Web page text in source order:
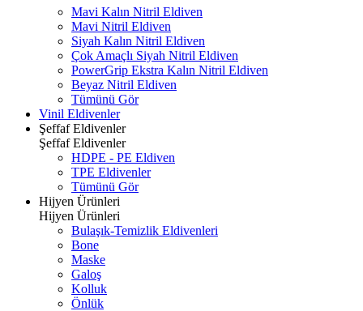
Mavi Kalın Nitril Eldiven
Mavi Nitril Eldiven
Siyah Kalın Nitril Eldiven
Çok Amaçlı Siyah Nitril Eldiven
PowerGrip Ekstra Kalın Nitril Eldiven
Beyaz Nitril Eldiven
Tümünü Gör
Vinil Eldivenler
Şeffaf Eldivenler
Şeffaf Eldivenler
HDPE - PE Eldiven
TPE Eldivenler
Tümünü Gör
Hijyen Ürünleri
Hijyen Ürünleri
Bulaşık-Temizlik Eldivenleri
Bone
Maske
Galoş
Kolluk
Önlük